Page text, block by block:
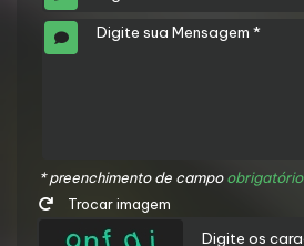
* preenchimento de campoobrigatório
Trocar imagem